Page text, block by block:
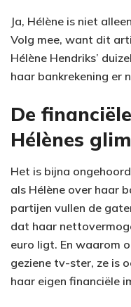
Ja, Hélène is niet
Volg mee, want dit
Hélène Hendriks’
haar bankrekening er
De
Hélènes
Het is bijna
als Hélène over haar
partijen vullen de
dat haar
euro ligt. En waarom
geziene tv-ster, ze is
haar eigen financiële